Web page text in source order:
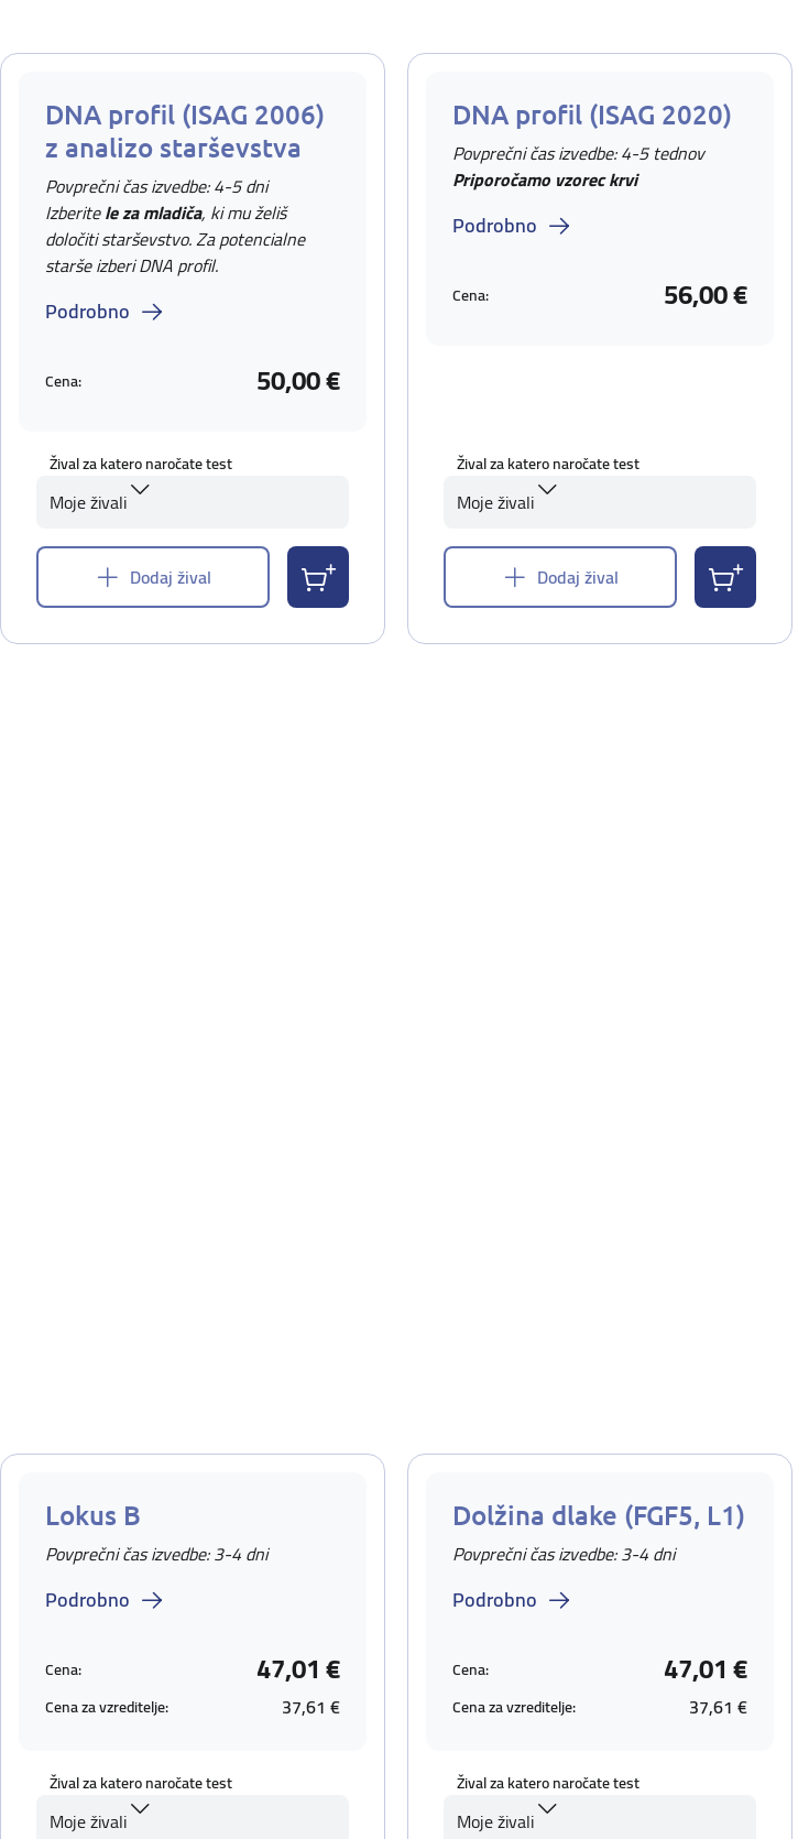
DNA profil (ISAG 2006)
z analizo starševstva
Povprečni čas izvedbe: 4-5 dni
Izberitele za mladiča, ki mu želiš
določiti starševstvo. Za potencialne
starše izberi DNA profil.
Podrobno
Cena: 50,00 €
Žival za katero naročate test
Moje živali
Dodaj žival
DNA profil (ISAG 2020)
Povprečni čas izvedbe: 4-5 tednov
Priporočamo vzorec krvi
Podrobno
Cena: 56,00 €
Žival za katero naročate test
Moje živali
Dodaj žival
Lokus B
Povprečni čas izvedbe: 3-4 dni
Podrobno
Cena: 47,01 €
Cena za vzreditelje: 37,61 €
Žival za katero naročate test
Moje živali
Dolžina dlake (FGF5, L1)
Povprečni čas izvedbe: 3-4 dni
Podrobno
Cena: 47,01 €
Cena za vzreditelje: 37,61 €
Žival za katero naročate test
Moje živali